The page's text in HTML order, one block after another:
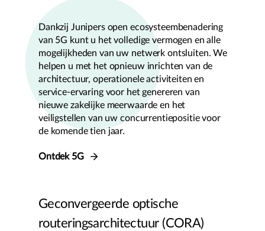
Dankzij Junipers open ecosysteembenadering
van 5G kunt u het volledige vermogen en alle
mogelijkheden van uw netwerk ontsluiten. We
helpen u met het opnieuw inrichten van de
architectuur, operationele activiteiten en
service-ervaring voor het genereren van
nieuwe zakelijke meerwaarde en het
veiligstellen van uw concurrentiepositie voor
de komende tien jaar.
Ontdek 5G
Geconvergeerde optische
routeringsarchitectuur (CORA)